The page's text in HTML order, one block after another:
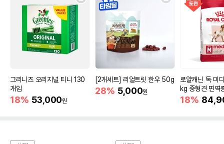
그리니즈 오리지널 티니 130
개입
18% 53,000원
[2개세트] 리얼트릿 한우 50g
28% 5,000원
로얄캐닌 독 미
kg 중형견 면역
18%